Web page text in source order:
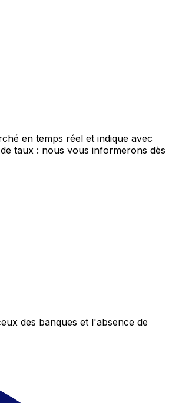
en temps réel et indique avec
taux : nous vous informerons dès
des banques et l'absence de